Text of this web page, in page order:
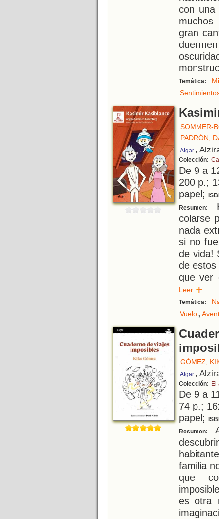
con una
gran
Temática:
SOMMER-
PADRÓN,
Algar ,
Colección:
De 9 a
200 p.;
papel;
Resumen:
colarse
nada
si no
de vida!
de estos
que ver
Leer
Temática:
Vuelo,
GÓMEZ,
Algar ,
Colección: El
De 9 a
74 p.;
papel;
Resumen:
familia
que
es otra